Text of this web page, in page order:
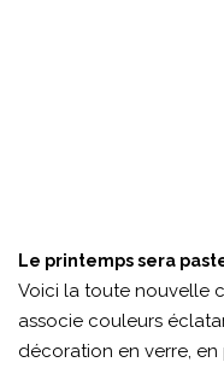
Le printemps sera
Voici la toute nouvelle
associe couleurs
décoration en verre,